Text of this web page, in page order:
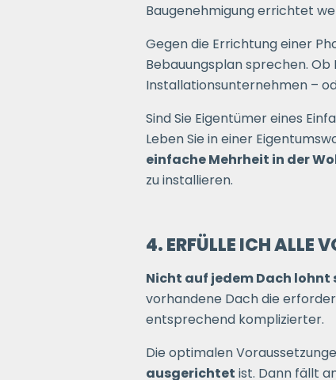
Baugenehmigung errichtet
Gegen die Errichtung einer
Bebauungsplan sprechen.
Installationsunternehmen –
Sind Sie Eigentümer eines
Leben Sie in einer
einfache Mehrheit in der
zu installieren.
4. ERFÜLLE ICH ALLE
Nicht auf jedem Dach
vorhandene Dach die
entsprechend komplizierter.
Die optimalen
ausgerichtet ist. Dann fällt